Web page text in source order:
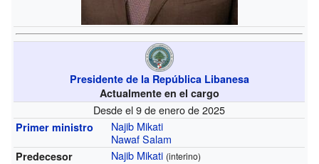
Presidente de la República Libanesa
Actualmente en el cargo
Desde el 9 de enero de 2025
Primer ministro
Najib Mikati
Nawaf Salam
Predecesor Najib Mikati (interino)